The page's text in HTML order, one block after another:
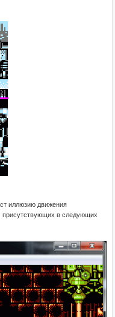
иллюзию движения
присутствующих в следующих